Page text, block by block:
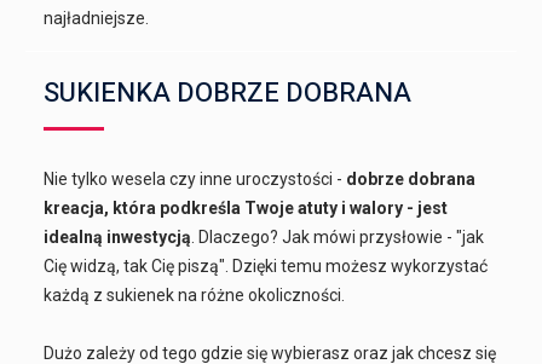
najładniejsze.
SUKIENKA DOBRZE DOBRANA
Nie tylko wesela czy inne uroczystości - dobrze dobrana
kreacja, która podkreśla Twoje atuty i walory - jest
idealną inwestycją . Dlaczego? Jak mówi przysłowie - "jak
Cię widzą, tak Cię piszą". Dzięki temu możesz wykorzystać
każdą z sukienek na różne okoliczności.
Dużo zależy od tego gdzie się wybierasz oraz jak chcesz się